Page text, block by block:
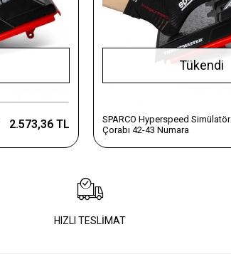
2.573,36 TL
Tükendi
SPARCO Hyperspeed Simülatör
Çorabı 42-43 Numara
HIZLI TESLİMAT